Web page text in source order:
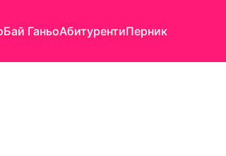
Бай ГаньоАбитурентиПерник